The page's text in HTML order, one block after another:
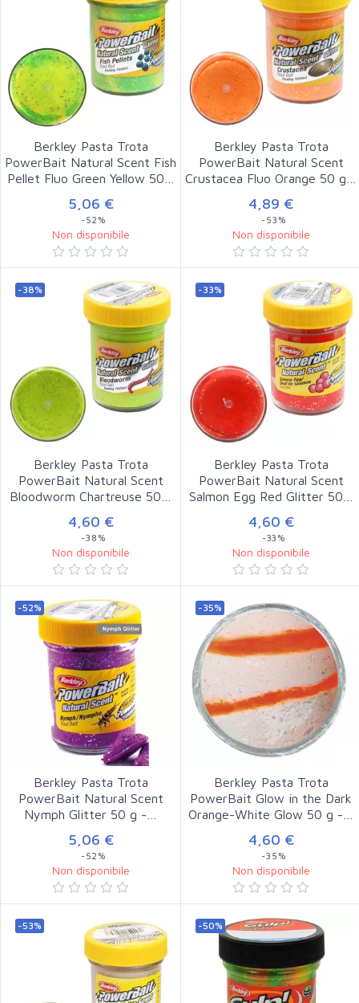
Berkley Pasta Trota
PowerBait Natural Scent Fish
Pellet Fluo Green Yellow 50…
5,06 €
-52%
Non disponibile
Berkley Pasta Trota
PowerBait Natural Scent
Crustacea Fluo Orange 50 g…
4,89 €
-53%
Non disponibile
-38%
Berkley Pasta Trota
PowerBait Natural Scent
Bloodworm Chartreuse 50…
4,60 €
-38%
Non disponibile
-33%
Berkley Pasta Trota
PowerBait Natural Scent
Salmon Egg Red Glitter 50…
4,60 €
-33%
Non disponibile
-52%
Berkley Pasta Trota
PowerBait Natural Scent
Nymph Glitter 50 g -…
5,06 €
-52%
Non disponibile
-35%
Berkley Pasta Trota
PowerBait Glow in the Dark
Orange-White Glow 50 g -…
4,60 €
-35%
Non disponibile
-53% -50%